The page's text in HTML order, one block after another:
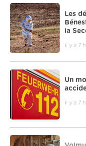
Les
la
il y a 7
Un
il y a 7